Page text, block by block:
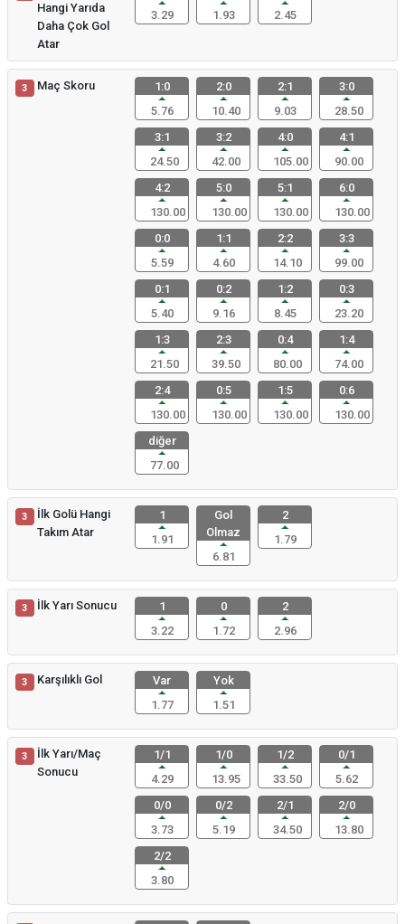
Hangi Yarıda
Daha Çok Gol
Atar
3.29
1.93
2.45
3 Maç Skoru
1:0
5.76
2:0
10.40
2:1
9.03
3:0
28.50
3:1
24.50
3:2
42.00
4:0
105.00
4:1
90.00
4:2
130.00
5:0
130.00
5:1
130.00
6:0
130.00
0:0
5.59
1:1
4.60
2:2
14.10
3:3
99.00
0:1
5.40
0:2
9.16
1:2
8.45
0:3
23.20
1:3
21.50
2:3
39.50
0:4
80.00
1:4
74.00
2:4
130.00
0:5
130.00
1:5
130.00
0:6
130.00
diğer
77.00
3
İlk Golü Hangi
Takım Atar
1
1.91
Gol
Olmaz
6.81
2
1.79
3 İlk Yarı Sonucu
1
3.22
0
1.72
2
2.96
3 Karşılıklı Gol
Var
1.77
Yok
1.51
3
İlk Yarı/Maç
Sonucu
1/1
4.29
1/0
13.95
1/2
33.50
0/1
5.62
0/0
3.73
0/2
5.19
2/1
34.50
2/0
13.80
2/2
3.80